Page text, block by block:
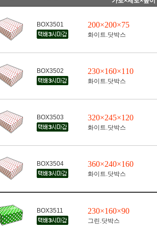
BOX3501 200×200×75
화이트.닷박스
BOX3502 230×160×110
화이트.닷박스
BOX3503 320×245×120
화이트.닷박스
BOX3504 360×240×160
화이트.닷박스
BOX3511 230×160×90
그린.닷박스